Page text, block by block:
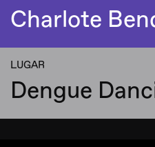
Charlote
LUGAR
Dengue